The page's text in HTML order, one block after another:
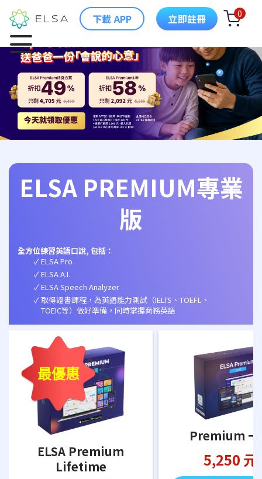
下載 APP 立即註冊 0
ELSA PREMIUM專業
版
全方位練習英語口說, 包括：
ELSA Pro
ELSA A.I.
ELSA Speech Analyzer
取得證書課程，為英語能力測試（IELTS、TOEFL、
TOEIC等）做好準備，同時掌握商務英語
最優惠
ELSA Premium
Lifetime
Premium 一
5,250 元